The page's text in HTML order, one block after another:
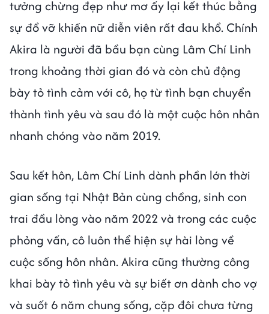
tưởng chừng đẹp như mơ ấy lại kết thúc bằng
sự đổ vỡ khiến nữ diễn viên rất đau khổ. Chính
Akira là người đã bầu bạn cùng Lâm Chí Linh
trong khoảng thời gian đó và còn chủ động
bày tỏ tình cảm với cô, họ từ tình bạn chuyển
thành tình yêu và sau đó là một cuộc hôn nhân
nhanh chóng vào năm 2019.
Sau kết hôn, Lâm Chí Linh dành phần lớn thời
gian sống tại Nhật Bản cùng chồng, sinh con
trai đầu lòng vào năm 2022 và trong các cuộc
phỏng vấn, cô luôn thể hiện sự hài lòng về
cuộc sống hôn nhân. Akira cũng thường công
khai bày tỏ tình yêu và sự biết ơn dành cho vợ
và suốt 6 năm chung sống, cặp đôi chưa từng